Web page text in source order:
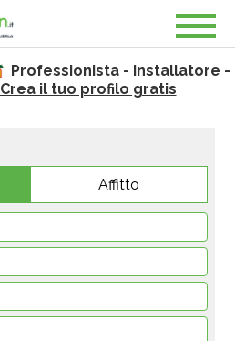
Professionista - Installatore -
Crea il tuo profilo gratis
Affitto